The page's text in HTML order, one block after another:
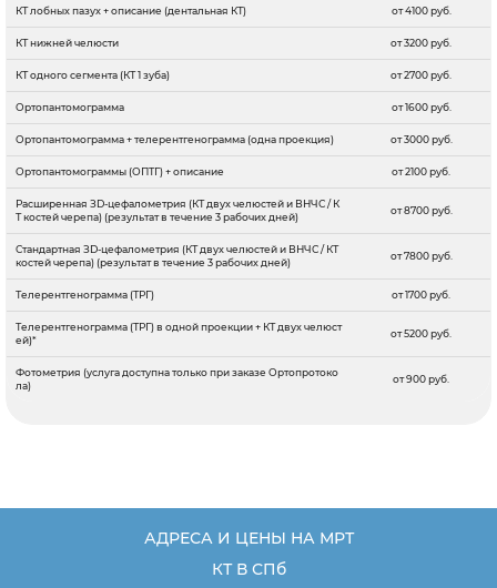
КТ лобных пазух + описание (дентальная КТ) от 4100 руб.
КТ нижней челюсти от 3200 руб.
КТ одного сегмента (КТ 1 зуба) от 2700 руб.
Ортопантомограмма от 1600 руб.
Ортопантомограмма + телерентгенограмма (одна проекция) от 3000 руб.
Ортопантомограммы (ОПТГ) + описание от 2100 руб.
Расширенная ЗD-цефалометрия (КТ двух челюстей и ВНЧС / К
Т костей черепа) (результат в течение 3 рабочих дней)
от 8700 руб.
Стандартная ЗD-цефалометрия (КТ двух челюстей и ВНЧС / КТ
костей черепа) (результат в течение 3 рабочих дней)
от 7800 руб.
Телерентгенограмма (ТРГ) от 1700 руб.
Телерентгенограмма (ТРГ) в одной проекции + КТ двух челюст
ей)*
от 5200 руб.
Фотометрия (услуга доступна только при заказе Ортопротоко
ла)
от 900 руб.
АДРЕСА И ЦЕНЫ НА МРТ
КТ В СПб